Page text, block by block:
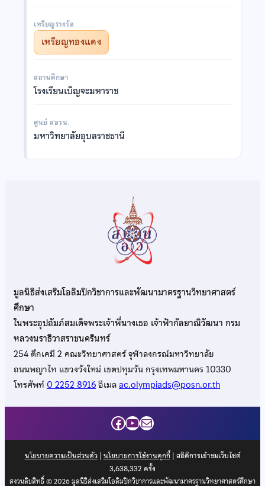
เหรียญรางวัล
เหรียญทองแดง
สถานศึกษา
โรงเรียนเบ็ญจะมหาราช
ศูนย์ สอวน.
มหาวิทยาลัยอุบลราชธานี
มูลนิธิส่งเสริมโอลิมปิกวิชาการและพัฒนามาตรฐานวิทยาศาสตร์
ศึกษา
ในพระอุปถัมภ์สมเด็จพระเจ้าพี่นางเธอ เจ้าฟ้ากัลยาณิวัฒนา กรม
หลวงนราธิวาสราชนครินทร์
254 ตึกเคมี 2 คณะวิทยาศาสตร์ จุฬาลงกรณ์มหาวิทยาลัย
ถนนพญาไท แขวงวังใหม่ เขตปทุมวัน กรุงเทพมหานคร 10330
โทรศัพท์0 2252 8916อีเมลac.olympiads@posn.or.th
Facebook
YouTube
Mail
นโยบายความเป็นส่วนตัว| นโยบายการใช้งานคุกกี้| สถิติการเข้าชมเว็บไซต์
3,638,332 ครั้ง
สงวนลิขสิทธิ์ © 2026 มูลนิธิส่งเสริมโอลิมปิกวิชาการและพัฒนามาตรฐานวิทยาศาสตร์ศึกษา